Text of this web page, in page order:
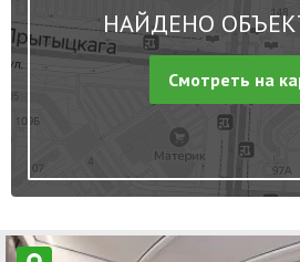
НАЙДЕНО
Смотреть на